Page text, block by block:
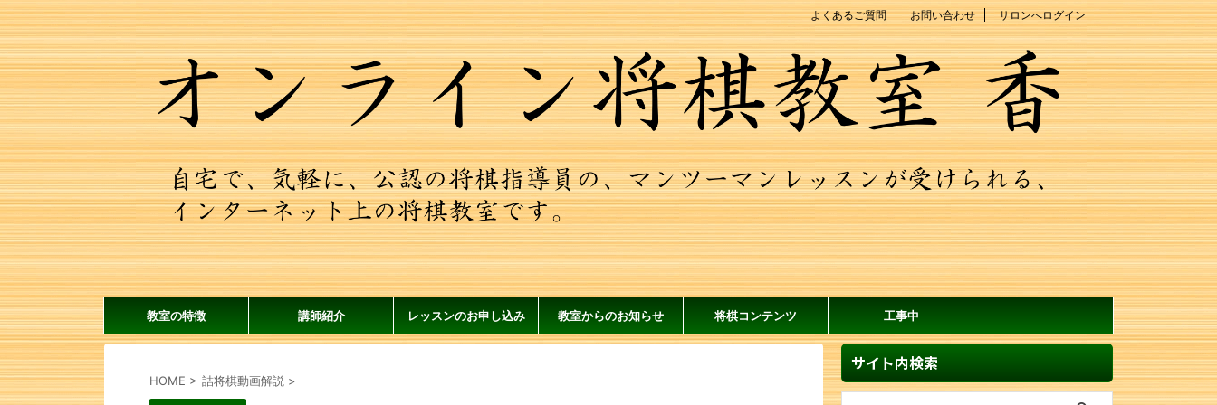
よくあるご質問 お問い合わせ サロンへログイン
教室の特徴 講師紹介 レッスンのお申し込み 教室からのお知らせ 将棋コンテンツ 工事中
HOME > 詰将棋動画解説 >
サイト内検索